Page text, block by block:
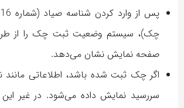
چک)، سیستم وضعیت ثبت چک را از
صفحه نمایش نشان می‌دهد.
اگر چک ثبت شده باشد، اطلاعاتی مانند
سررسید نمایش داده می‌شود. در غیر